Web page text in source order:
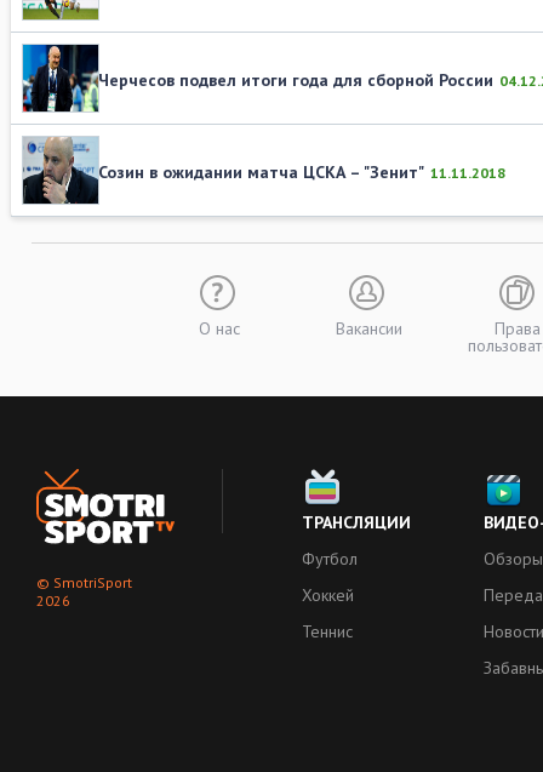
Черчесов подвел итоги года для сборной России
Созин в ожидании матча ЦСКА – "Зенит" 11.11.2018
О нас Вакансии Права
© SmotriSport
2026
ТРАНСЛЯЦИИ
Футбол
Хоккей
Теннис
Обзоры
Новости